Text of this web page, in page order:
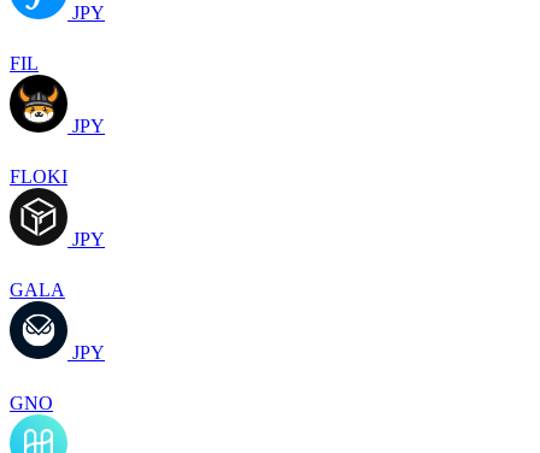
JPY
FIL
JPY
FLOKI
JPY
GALA
JPY
GNO